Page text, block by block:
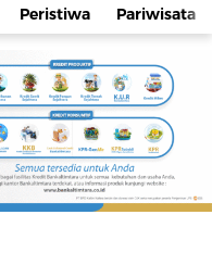
Peristiwa Pariwisata